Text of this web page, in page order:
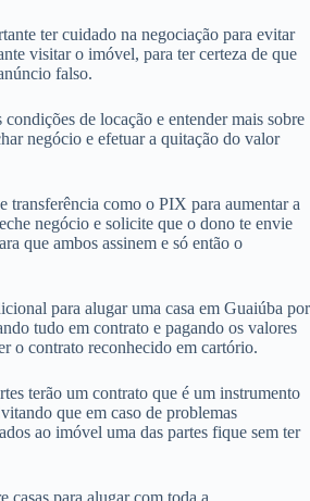
ter cuidado na negociação para evitar
visitar o imóvel, para ter certeza de que
falso.
de locação e entender mais sobre
negócio e efetuar a quitação do valor
transferência como o PIX para aumentar a
negócio e solicite que o dono te envie
que ambos assinem e só então o
para alugar uma casa em Guaiúba por
tudo em contrato e pagando os valores
o contrato reconhecido em cartório.
terão um contrato que é um instrumento
que em caso de problemas
ao imóvel uma das partes fique sem ter